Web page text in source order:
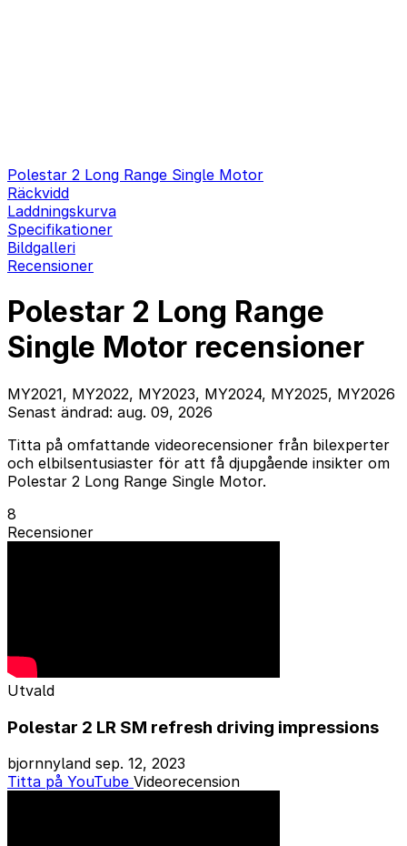
Polestar 2 Long Range Single Motor
Räckvidd
Laddningskurva
Specifikationer
Bildgalleri
Recensioner
Polestar 2 Long Range
Single Motor recensioner
MY2021, MY2022, MY2023, MY2024, MY2025, MY2026
Senast ändrad: aug. 09, 2026
Titta på omfattande videorecensioner från bilexperter
och elbilsentusiaster för att få djupgående insikter om
Polestar 2 Long Range Single Motor.
8
Recensioner
Utvald
Polestar 2 LR SM refresh driving impressions
bjornnyland sep. 12, 2023
Titta på YouTube Videorecension